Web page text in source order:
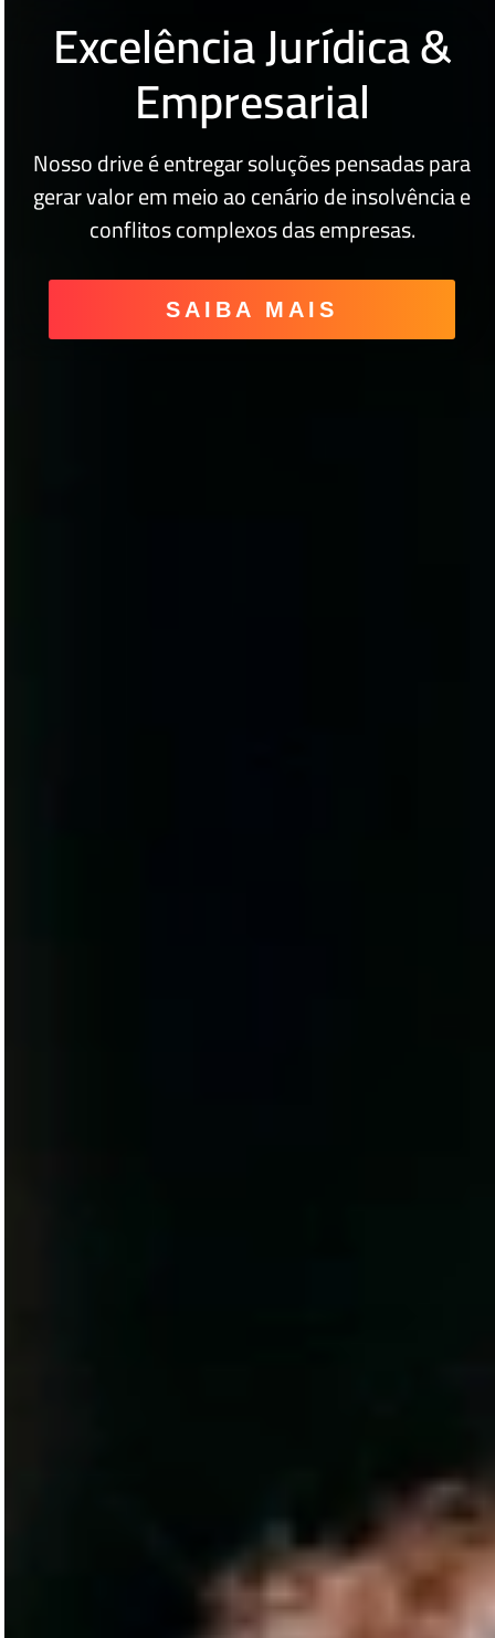
Excelência Jurídica &
Empresarial
Nosso drive é entregar soluções pensadas para
gerar valor em meio ao cenário de insolvência e
conflitos complexos das empresas.
SAIBA MAIS